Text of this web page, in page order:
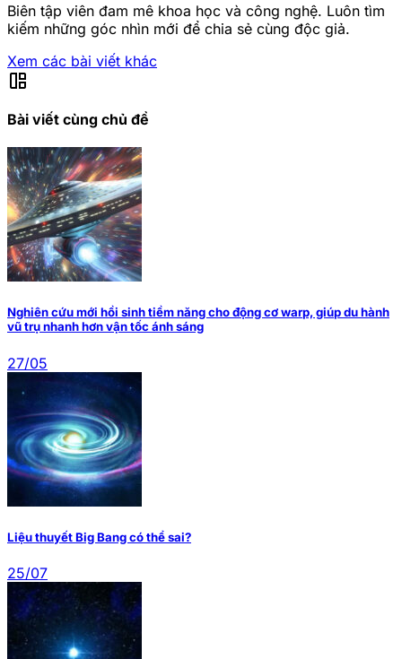
Biên tập viên đam mê khoa học và công nghệ. Luôn tìm
kiếm những góc nhìn mới để chia sẻ cùng độc giả.
Xem các bài viết khác
auto_awesome_mosaic
Bài viết cùng chủ đề
Nghiên cứu mới hồi sinh tiềm năng cho động cơ warp, giúp du hành
vũ trụ nhanh hơn vận tốc ánh sáng
27/05
Liệu thuyết Big Bang có thể sai?
25/07